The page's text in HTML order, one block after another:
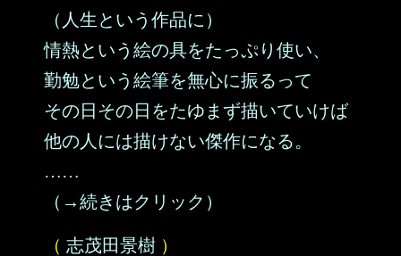
（人生という作品に）
情熱という絵の具をたっぷり使い、
勤勉という絵筆を無心に振るって
その日その日をたゆまず描いていけば
他の人には描けない傑作になる。
……
（→続きはクリック）
（ 志茂田景樹 ）